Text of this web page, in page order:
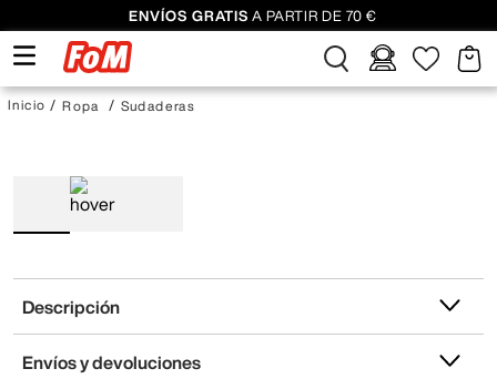
ENVÍOS GRATIS A PARTIR DE 70 €
Ropa Sudaderas
Descripción
Envíos y devoluciones